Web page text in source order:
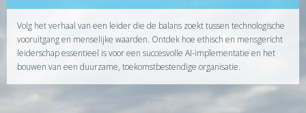
Volg het verhaal van een leider die de balans zoekt tussen technologische
vooruitgang en menselijke waarden. Ontdek hoe ethisch en mensgericht
leiderschap essentieel is voor een succesvolle AI-implementatie en het
bouwen van een duurzame, toekomstbestendige organisatie.